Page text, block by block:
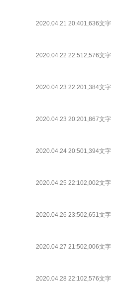
2020.04.21 20:401,636文字
2020.04.22 22:512,576文字
2020.04.23 22:201,384文字
2020.04.23 20:201,867文字
2020.04.24 20:501,394文字
2020.04.25 22:102,002文字
2020.04.26 23:502,651文字
2020.04.27 21:502,006文字
2020.04.28 22:102,576文字